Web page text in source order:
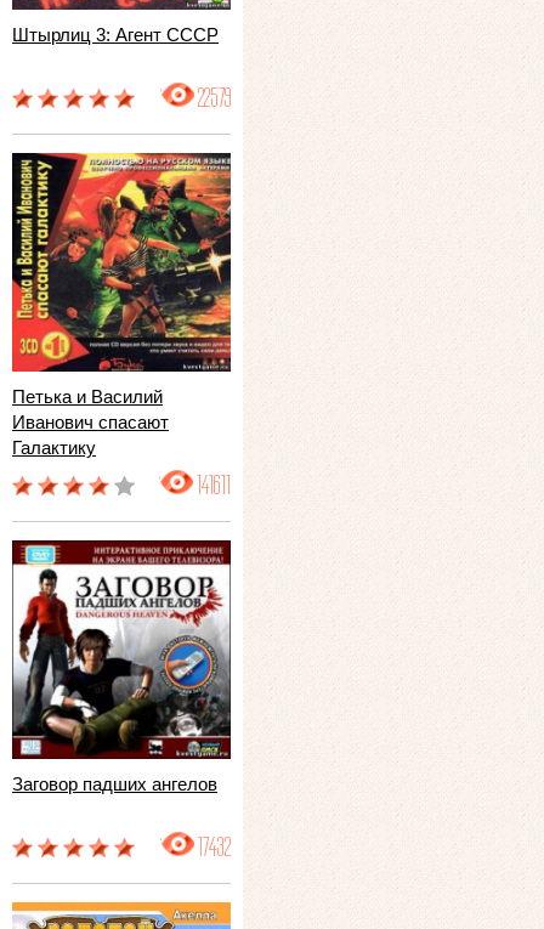
Штырлиц 3: Агент СССР
22579
Петька и Василий
Иванович спасают
Галактику
141611
Заговор падших ангелов
17432